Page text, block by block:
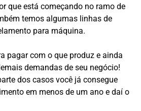
que está começando no ramo de
temos algumas linhas de
para máquina.
pagar com o que produz e ainda
demandas de seu negócio!
dos casos você já consegue
em menos de um ano e daí o